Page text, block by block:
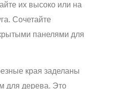
их высоко или на
Сочетайте
панелями для
края заделаны
для дерева. Это